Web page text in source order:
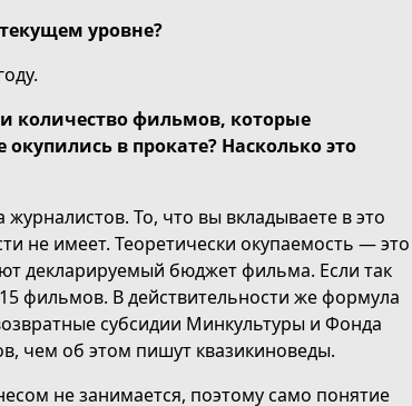
уровне?
количество фильмов, которые
в прокате? Насколько это
То, что вы вкладываете в это
не имеет. Теоретически окупаемость — это
декларируемый бюджет фильма. Если так
фильмов. В действительности же формула
субсидии Минкультуры и Фонда
чем об этом пишут квазикиноведы.
не занимается, поэтому само понятие